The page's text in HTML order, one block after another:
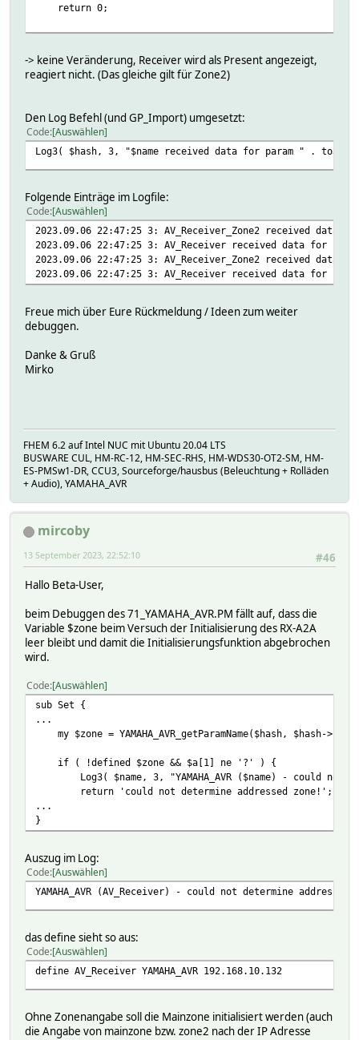
return 0;
-> keine Veränderung, Receiver wird als Present angezeigt,
reagiert nicht. (Das gleiche gilt für Zone2)
Den Log Befehl (und GP_Import) umgesetzt:
Code Auswählen
Log3( $hash, 3, "$name received data for param " .
Folgende Einträge im Logfile:
Code Auswählen
2023.09.06 22:47:25 3: AV_Receiver_Zone2 received data for
2023.09.06 22:47:25 3: AV_Receiver received data for param
2023.09.06 22:47:25 3: AV_Receiver_Zone2 received data
2023.09.06 22:47:25 3: AV_Receiver received data for
Freue mich über Eure Rückmeldung / Ideen zum weiter
debuggen.
Danke & Gruß
Mirko
FHEM 6.2 auf Intel NUC mit Ubuntu 20.04 LTS
BUSWARE CUL, HM-RC-12, HM-SEC-RHS, HM-WDS30-OT2-SM, HM-
ES-PMSw1-DR, CCU3, Sourceforge/hausbus (Beleuchtung + Rolläden
+ Audio), YAMAHA_AVR
mircoby
#46
13 September 2023, 22:52:10
Hallo Beta-User,
beim Debuggen des 71_YAMAHA_AVR.PM fällt auf, dass die
Variable $zone beim Versuch der Initialisierung des RX-A2A
leer bleibt und damit die Initialisierungsfunktion abgebrochen
wird.
Code Auswählen
sub Set {
...
my $zone = YAMAHA_AVR_getParamName($hash, $hash-
if ( !defined $zone && $a[1] ne '?' ) {
Log3( $name, 3, "YAMAHA_AVR ($name) - could not
return 'could not determine addressed zone!';
...
}
Auszug im Log:
Code Auswählen
YAMAHA_AVR (AV_Receiver) - could not determine
das define sieht so aus:
Code Auswählen
define AV_Receiver YAMAHA_AVR 192.168.10.132
Ohne Zonenangabe soll die Mainzone initialisiert werden (auch
die Angabe von mainzone bzw. zone2 nach der IP Adresse